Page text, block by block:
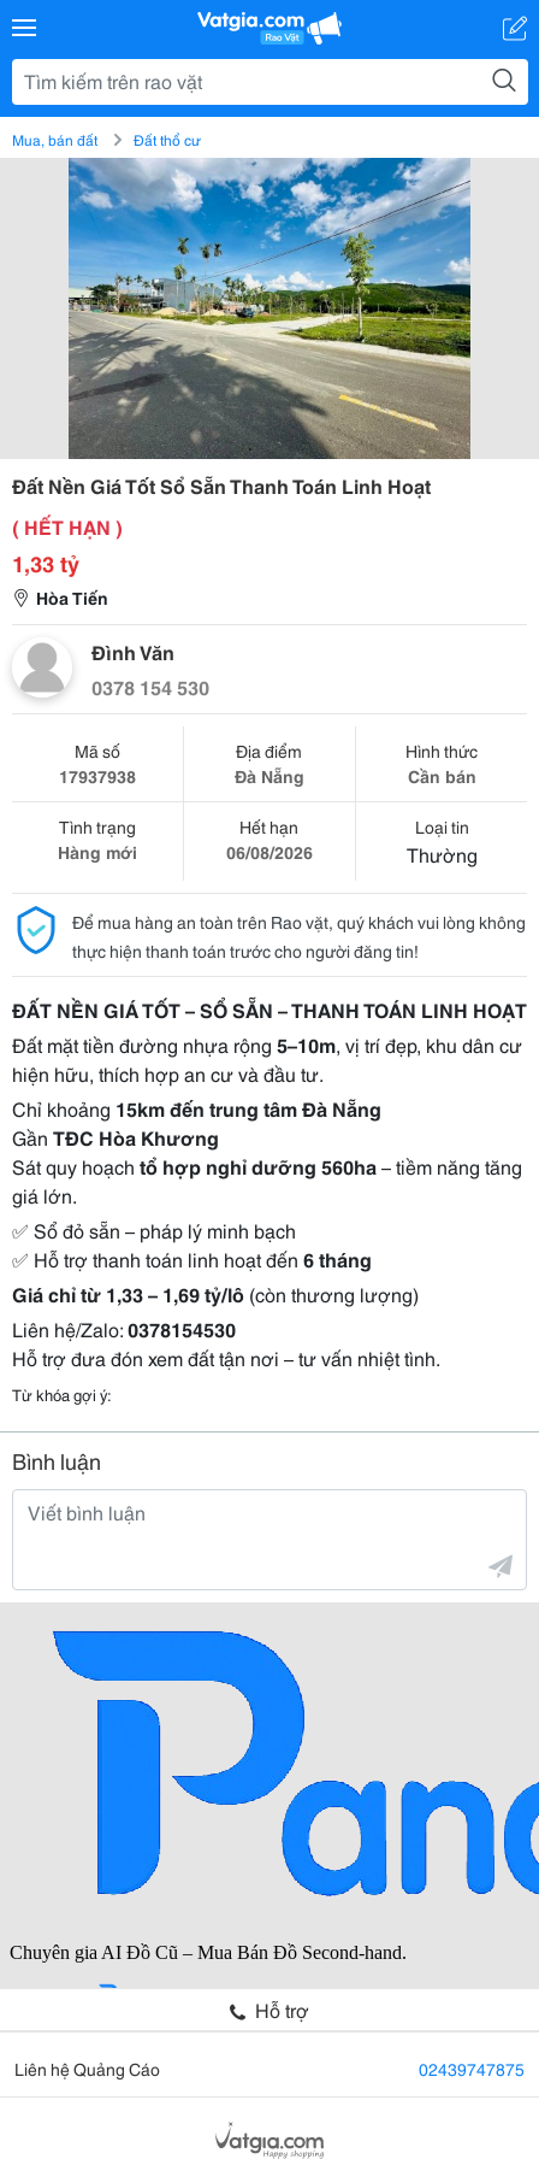
Mua, bán đất Đất thổ cư
Đất Nền Giá Tốt Sổ Sẵn Thanh Toán Linh Hoạt
( HẾT HẠN )
1,33 tỷ
Hòa Tiến
Đình Văn
0378 154 530
Mã số
17937938
Địa điểm
Đà Nẵng
Hình thức
Cần bán
Tình trạng
Hàng mới
Hết hạn
06/08/2026
Loại tin
Thường
Để mua hàng an toàn trên Rao vặt, quý khách vui lòng không
thực hiện thanh toán trước cho người đăng tin!
ĐẤT NỀN GIÁ TỐT – SỔ SẴN – THANH TOÁN LINH HOẠT
Đất mặt tiền đường nhựa rộng 5–10m, vị trí đẹp, khu dân cư
hiện hữu, thích hợp an cư và đầu tư.
Chỉ khoảng 15km đến trung tâm Đà Nẵng
Gần TĐC Hòa Khương
Sát quy hoạch tổ hợp nghỉ dưỡng 560ha– tiềm năng tăng
giá lớn.
✅ Sổ đỏ sẵn – pháp lý minh bạch
✅ Hỗ trợ thanh toán linh hoạt đến 6 tháng
Giá chỉ từ 1,33 – 1,69 tỷ/lô (còn thương lượng)
Liên hệ/Zalo:0378154530
Hỗ trợ đưa đón xem đất tận nơi – tư vấn nhiệt tình.
Từ khóa gợi ý:
Bình luận
Hỗ trợ
Liên hệ Quảng Cáo 02439747875